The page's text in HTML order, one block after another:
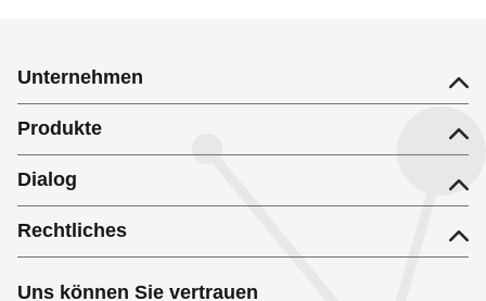
Unternehmen
Produkte
Dialog
Rechtliches
Uns können Sie vertrauen